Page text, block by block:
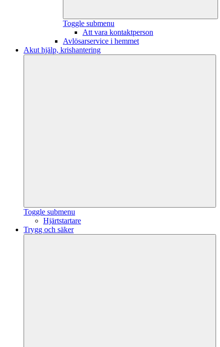
Toggle submenu
Att vara kontaktperson
Avlösarservice i hemmet
Akut hjälp, krishantering
Toggle submenu
Hjärtstartare
Trygg och säker